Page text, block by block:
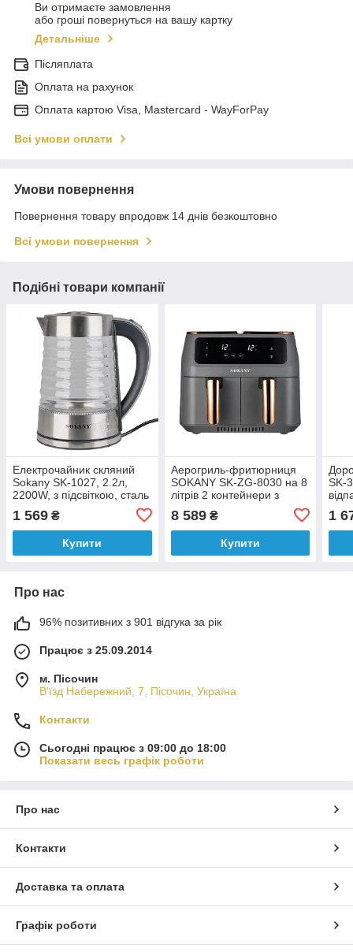
Ви отримаєте замовлення
або гроші повернуться на вашу картку
Детальніше
Післяплата
Оплата на рахунок
Оплата картою Visa, Mastercard - WayForPay
Всі умови оплати
Умови повернення
Повернення товару впродовж 14 днів безкоштовно
Всі умови повернення
Подібні товари компанії
Електрочайник скляний
Sokany SK-1027, 2.2л,
2200W, з підсвіткою, сталь
1 569 ₴
Купити
Аерогриль-фритюрниця
SOKANY SK-ZG-8030 на 8
літрів 2 контейнери з
таймером, 2800 Вт, сірий
8 589₴
Купити
SK-
1
Про нас
96% позитивних з 901 відгука за рік
Працює з 25.09.2014
м. Пісочин
В'їзд Набережний, 7, Пісочин, Україна
Контакти
Сьогодні працює з 09:00 до 18:00
Показати весь графік роботи
Про нас
Контакти
Доставка та оплата
Графік роботи